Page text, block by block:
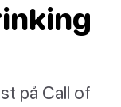
på Call of